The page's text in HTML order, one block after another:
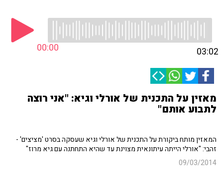
00:00 03:02
מאזין על התכנית של אורלי וגיא: "אני רוצה
לתבוע אותם"
המאזין מותח ביקורת על התכנית של אורלי וגיא שעסקה בסרט 'מציצים' -
זהבי: "אורלי הייתה עיתונאית מצוינת עד שהיא התחתנה עם גיא מרוז"
09/03/2014